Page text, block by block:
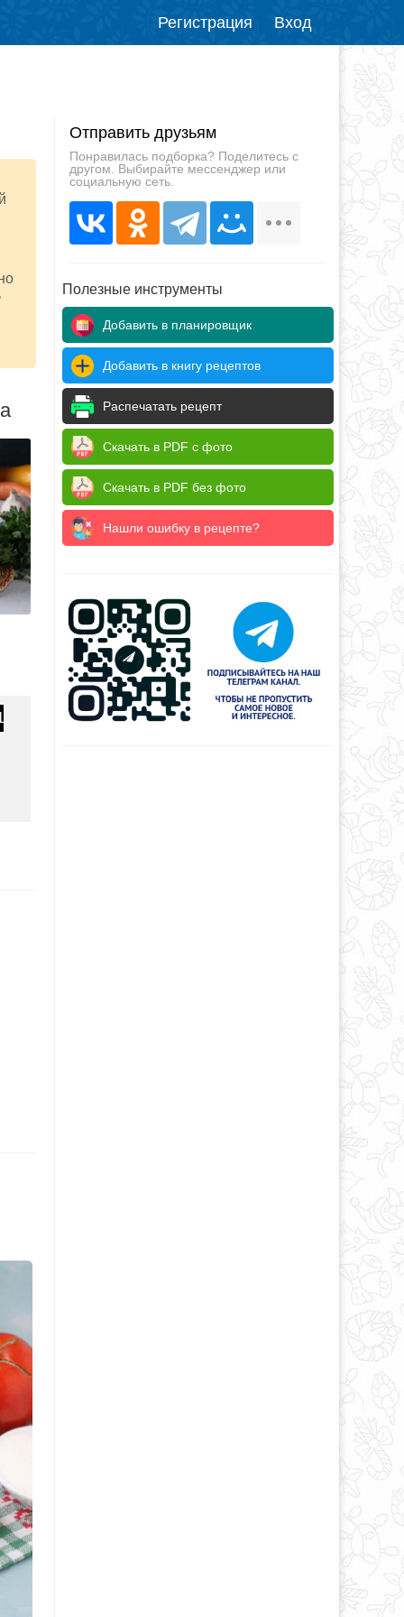
Регистрация Вход
Отправить друзьям
Понравилась подборка? Поделитесь с
другом. Выбирайте мессенджер или
социальную сеть.
Полезные инструменты
Добавить в планировщик
Добавить в книгу рецептов
Распечатать рецепт
Скачать в PDF с фото
Скачать в PDF без фото
Нашли ошибку в рецепте?